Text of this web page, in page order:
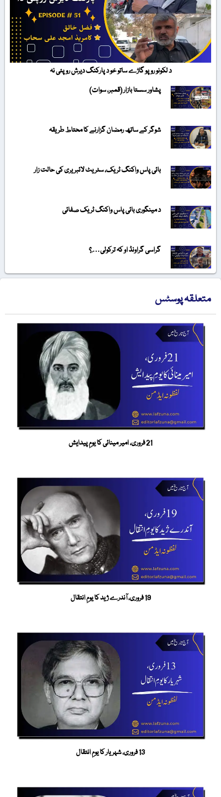
د لکونو روپو گاڑے ساتو خو د پارکنگ دیرش روپئی نہ
پشاور سستا بازار (قمبر، سوات)
شوگر کے ساتھ رمضان گزارنے کا محتاط طریقہ
بائی پاس واکنگ ٹریک، سٹریٹ لائبریری کی حالت زار
د مینگوری بائی پاس واکنگ ٹریک صفائی
گراسی گراونڈ او کہ ترکولی….؟
متعلقہ پوسٹس
21 فروری، امیر مینائی کا یومِ پیدایش
19 فروری، آندرے ژید کا یومِ انتقال
13 فروری، شہریار کا یومِ انتقال